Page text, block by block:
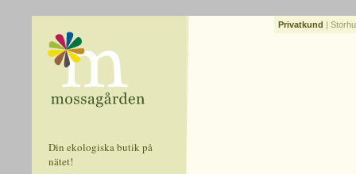
Din ekologiska butik på
nätet!
Privatkund |